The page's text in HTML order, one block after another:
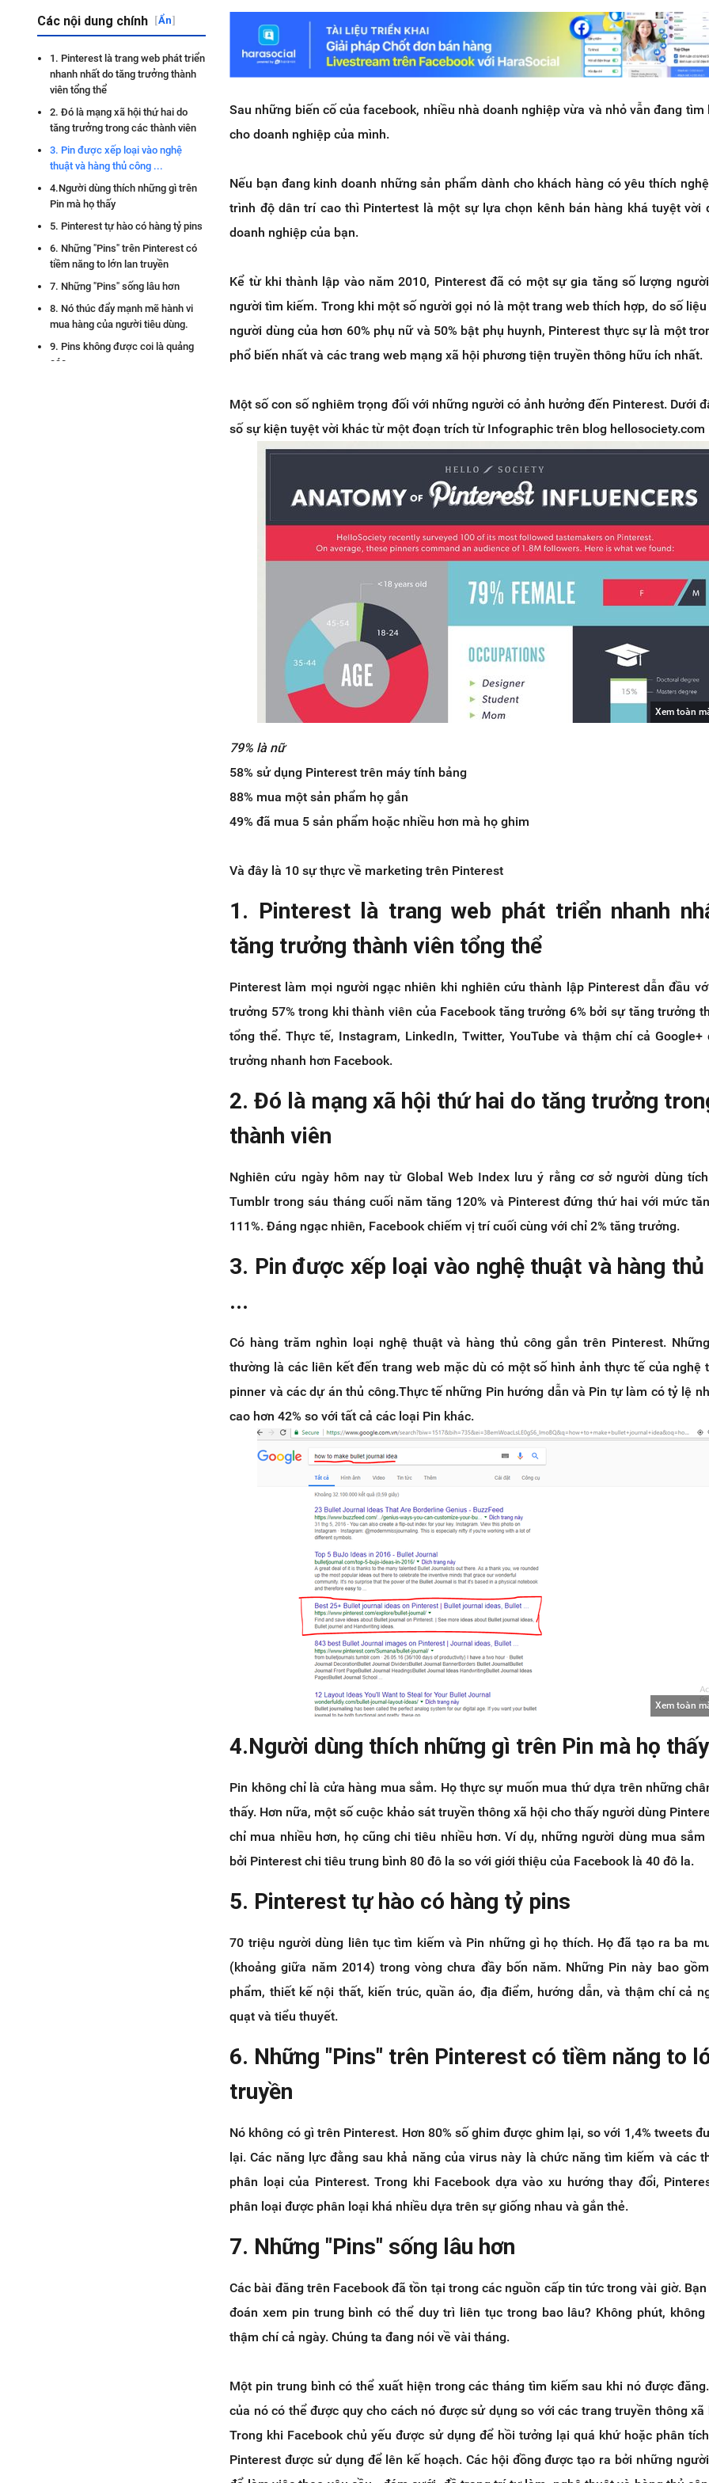
Các nội dung chính [Ẩn]
1. Pinterest là trang web phát triển
nhanh nhất do tăng trưởng thành
viên tổng thể
2. Đó là mạng xã hội thứ hai do
tăng trưởng trong các thành viên
3. Pin được xếp loại vào nghệ
thuật và hàng thủ công ...
4.Người dùng thích những gì trên
Pin mà họ thấy
5. Pinterest tự hào có hàng tỷ pins
6. Những "Pins" trên Pinterest có
tiềm năng to lớn lan truyền
7. Những "Pins" sống lâu hơn
8. Nó thúc đẩy mạnh mẽ hành vi
mua hàng của người tiêu dùng.
9. Pins không được coi là quảng
cáo ...
Sau những biến cố của facebook, nhiều nhà doanh nghiệp vừa và nhỏ vẫn đang tìm
cho doanh nghiệp của mình.
Nếu bạn đang kinh doanh những sản phẩm dành cho khách hàng có yêu thích
trình độ dân trí cao thì Pintertest là một sự lựa chọn kênh bán hàng khá tuyệt vời
doanh nghiệp của bạn.
Kể từ khi thành lập vào năm 2010, Pinterest đã có một sự gia tăng số lượng
người tìm kiếm. Trong khi một số người gọi nó là một trang web thích hợp, do số liệu
người dùng của hơn 60% phụ nữ và 50% bật phụ huynh, Pinterest thực sự là một
phổ biến nhất và các trang web mạng xã hội phương tiện truyền thông hữu ích nhất.
Một số con số nghiêm trọng đối với những người có ảnh hưởng đến Pinterest. Dưới
số sự kiện tuyệt vời khác từ một đoạn trích từ Infographic trên blog hellosociety.com
Xem toàn
79% là nữ
58% sử dụng Pinterest trên máy tính bảng
88% mua một sản phẩm họ gắn
49% đã mua 5 sản phẩm hoặc nhiều hơn mà họ ghim
Và đây là 10 sự thực về marketing trên Pinterest
1. Pinterest là trang web phát triển nhanh
tăng trưởng thành viên tổng thể
Pinterest làm mọi người ngạc nhiên khi nghiên cứu thành lập Pinterest dẫn đầu
trưởng 57% trong khi thành viên của Facebook tăng trưởng 6% bởi sự tăng trưởng
tổng thể. Thực tế, Instagram, LinkedIn, Twitter, YouTube và thậm chí cả Google+
trưởng nhanh hơn Facebook.
2. Đó là mạng xã hội thứ hai do tăng trưởng
thành viên
Nghiên cứu ngày hôm nay từ Global Web Index lưu ý rằng cơ sở người dùng
Tumblr trong sáu tháng cuối năm tăng 120% và Pinterest đứng thứ hai với mức
111%. Đáng ngạc nhiên, Facebook chiếm vị trí cuối cùng với chỉ 2% tăng trưởng.
3. Pin được xếp loại vào nghệ thuật và hàng
...
Có hàng trăm nghìn loại nghệ thuật và hàng thủ công gắn trên Pinterest.
thường là các liên kết đến trang web mặc dù có một số hình ảnh thực tế của nghệ
pinner và các dự án thủ công.Thực tế những Pin hướng dẫn và Pin tự làm có tỷ lệ
cao hơn 42% so với tất cả các loại Pin khác.
Xem toàn
4.Người dùng thích những gì trên Pin mà họ thấy
Pin không chỉ là cửa hàng mua sắm. Họ thực sự muốn mua thứ dựa trên những
thấy. Hơn nữa, một số cuộc khảo sát truyền thông xã hội cho thấy người dùng
chỉ mua nhiều hơn, họ cũng chi tiêu nhiều hơn. Ví dụ, những người dùng mua sắm
bởi Pinterest chi tiêu trung bình 80 đô la so với giới thiệu của Facebook là 40 đô la.
5. Pinterest tự hào có hàng tỷ pins
70 triệu người dùng liên tục tìm kiếm và Pin những gì họ thích. Họ đã tạo ra ba
(khoảng giữa năm 2014) trong vòng chưa đầy bốn năm. Những Pin này bao
phẩm, thiết kế nội thất, kiến trúc, quần áo, địa điểm, hướng dẫn, và thậm chí cả
quạt và tiểu thuyết.
6. Những "Pins" trên Pinterest có tiềm năng to
truyền
Nó không có gì trên Pinterest. Hơn 80% số ghim được ghim lại, so với 1,4% tweets
lại. Các năng lực đằng sau khả năng của virus này là chức năng tìm kiếm và các
phân loại của Pinterest. Trong khi Facebook dựa vào xu hướng thay đổi,
phân loại được phân loại khá nhiều dựa trên sự giống nhau và gắn thẻ.
7. Những "Pins" sống lâu hơn
Các bài đăng trên Facebook đã tồn tại trong các nguồn cấp tin tức trong vài giờ.
đoán xem pin trung bình có thể duy trì liên tục trong bao lâu? Không phút, không
thậm chí cả ngày. Chúng ta đang nói về vài tháng.
Một pin trung bình có thể xuất hiện trong các tháng tìm kiếm sau khi nó được
của nó có thể được quy cho cách nó được sử dụng so với các trang truyền thông xã
Trong khi Facebook chủ yếu được sử dụng để hồi tưởng lại quá khứ hoặc phân
Pinterest được sử dụng để lên kế hoạch. Các hội đồng được tạo ra bởi những